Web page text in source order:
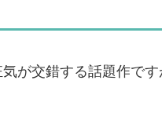
が交錯する話題作で